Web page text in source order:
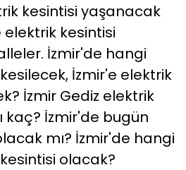
kesintisi yaşanacak
kesintisi
İzmir'de hangi
İzmir'e elektrik
İzmir Gediz elektrik
kaç? İzmir'de bugün
mı? İzmir'de hangi
olacak?